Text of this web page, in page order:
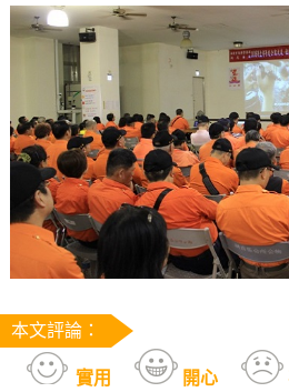
本文評論：
實用 開心